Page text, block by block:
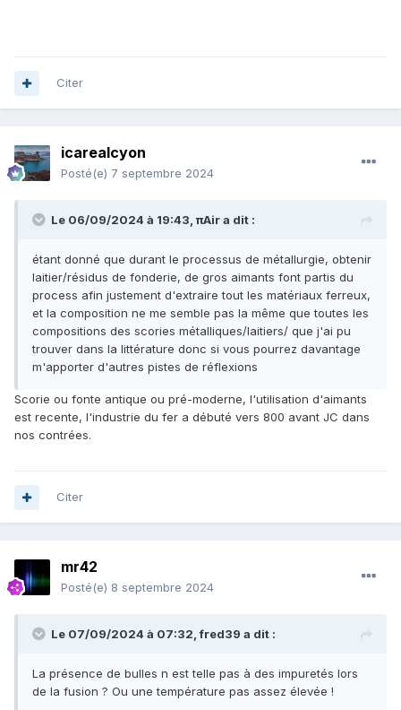
Citer
icarealcyon
Posté(e) 7 septembre 2024
Le 06/09/2024 à 19:43, πAira dit :
étant donné que durant le processus de métallurgie, obtenir
laitier/résidus de fonderie, de gros aimants font partis du
process afin justement d'extraire tout les matériaux ferreux,
et la composition ne me semble pas la même que toutes les
compositions des scories métalliques/laitiers/ que j'ai pu
trouver dans la littérature donc si vous pourrez davantage
m'apporter d'autres pistes de réflexions
Scorie ou fonte antique ou pré-moderne, l'utilisation d'aimants
est recente, l'industrie du fer a débuté vers 800 avant JC dans
nos contrées.
Citer
mr42
Posté(e) 8 septembre 2024
Le 07/09/2024 à 07:32,fred39 a dit :
La présence de bulles n est telle pas à des impuretés lors
de la fusion ? Ou une température pas assez élevée !